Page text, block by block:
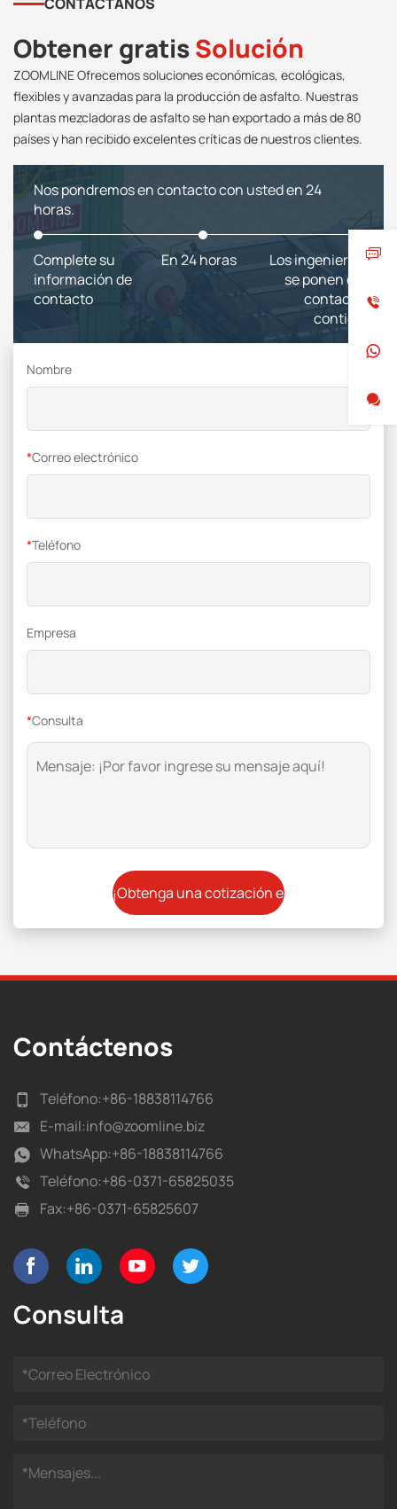
Obtener gratisSolución
ZOOMLINE Ofrecemos soluciones económicas, ecológicas,
flexibles y avanzadas para la producción de asfalto. Nuestras
plantas mezcladoras de asfalto se han exportado a más de 80
países y han recibido excelentes críticas de nuestros clientes.
Nos pondremos en contacto con usted en 24
horas.
Complete su
información de
contacto
En 24 horas
Los ingenieros
se ponen en
contacto
contigo
Nombre
*Correo electrónico
*Teléfono
Empresa
*Consulta
Contáctenos
Teléfono:+86-18838114766
E-mail:info@zoomline.biz
WhatsApp:+86-18838114766
Teléfono:+86-0371-65825035
Fax:+86-0371-65825607
Consulta